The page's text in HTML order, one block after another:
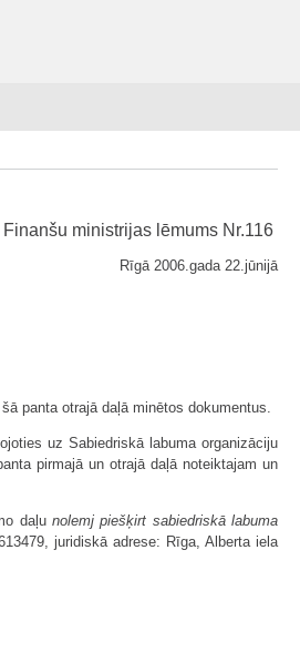
Finanšu ministrijas lēmums Nr.116
Rīgā 2006.gada 22.jūnijā
panta otrajā daļā minētos dokumentus.
uz Sabiedriskā labuma organizāciju
pirmajā un otrajā daļā noteiktajam un
daļunolemj piešķirt sabiedriskā labuma
juridiskā adrese: Rīga, Alberta iela